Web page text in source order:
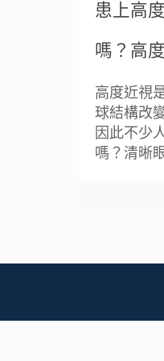
患上高
嗎？高
高度近視
球結構改
因此不少
嗎？清晰